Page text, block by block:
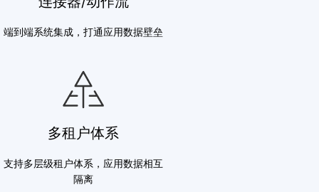
端到端系统集成，打通应用数据壁垒
多租户体系
支持多层级租户体系，应用数据相互
隔离